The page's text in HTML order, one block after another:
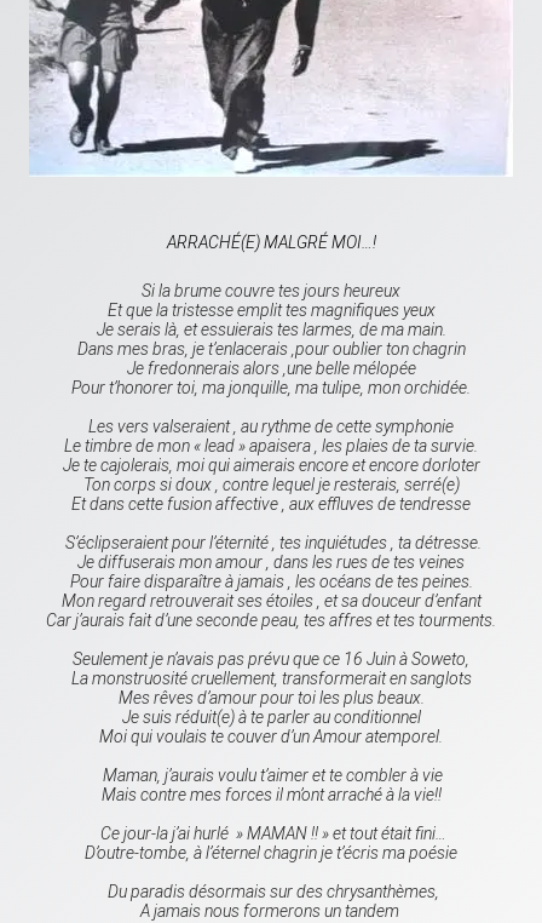
ARRACHÉ(E) MALGRÉ MOI…!
Si la brume couvre tes jours heureux
Et que la tristesse emplit tes magnifiques yeux
Je serais là, et essuierais tes larmes, de ma main.
Dans mes bras, je t’enlacerais ,pour oublier ton chagrin
Je fredonnerais alors ,une belle mélopée
Pour t’honorer toi, ma jonquille, ma tulipe, mon orchidée.
Les vers valseraient , au rythme de cette symphonie
Le timbre de mon « lead » apaisera , les plaies de ta survie.
Je te cajolerais, moi qui aimerais encore et encore dorloter
Ton corps si doux , contre lequel je resterais, serré(e)
Et dans cette fusion affective , aux effluves de tendresse
S’éclipseraient pour l’éternité , tes inquiétudes , ta détresse.
Je diffuserais mon amour , dans les rues de tes veines
Pour faire disparaître à jamais , les océans de tes peines.
Mon regard retrouverait ses étoiles , et sa douceur d’enfant
Car j’aurais fait d’une seconde peau, tes affres et tes tourments.
Seulement je n’avais pas prévu que ce 16 Juin à Soweto,
La monstruosité cruellement, transformerait en sanglots
Mes rêves d’amour pour toi les plus beaux.
Je suis réduit(e) à te parler au conditionnel
Moi qui voulais te couver d’un Amour atemporel.
Maman, j’aurais voulu t’aimer et te combler à vie
Mais contre mes forces il m’ont arraché à la vie!!
Ce jour-la j’ai hurlé » MAMAN !! » et tout était fini…
D’outre-tombe, à l’éternel chagrin je t’écris ma poésie
Du paradis désormais sur des chrysanthèmes,
A jamais nous formerons un tandem